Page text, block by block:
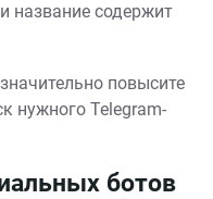
название содержит
повысите
нужного Telegram-
ботов